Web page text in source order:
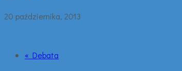
20 października, 2013
« Debata